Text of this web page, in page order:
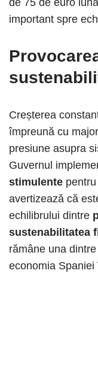
de 75 de euro
important spre
Creșterea
împreună cu
presiune asupra
Guvernul
stimulente
avertizează că
echilibrului dintre
sustenabilitatea
rămâne una
economia